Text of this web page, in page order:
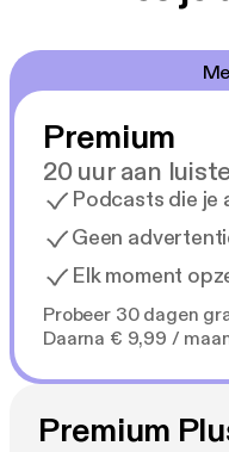
Premium
20 uur aan
Podcasts die je
Geen
Elk moment
Probeer 30 dagen
Daarna € 9,99 /
Premium